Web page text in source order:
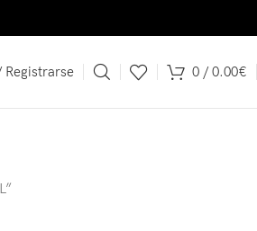
Registrarse 0 / 0.00€